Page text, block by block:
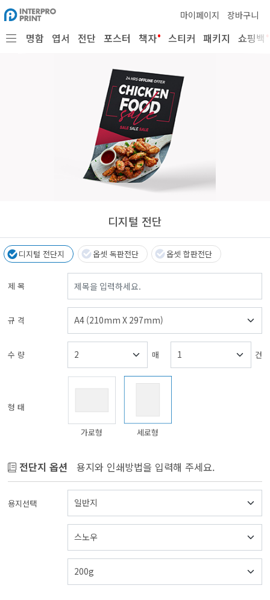
마이페이지 장바구니
명함 엽서 전단 포스터 책자• 스티커 패키지 쇼핑백•
디지털 전단
디지털 전단지 옵셋 독판전단 옵셋 합판전단
제 목
규 격
수 량 매 건
형 태
가로형 세로형
전단지 옵션 용지와 인쇄방법을 입력해 주세요.
용지선택